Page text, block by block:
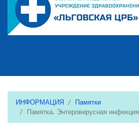
ИНФОРМАЦИЯ
Памятки
Памятка. Энтеровирусная инфекция